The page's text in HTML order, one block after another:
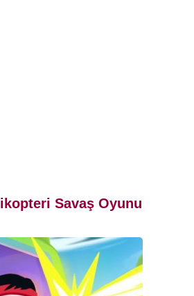
Savaş Oyunu